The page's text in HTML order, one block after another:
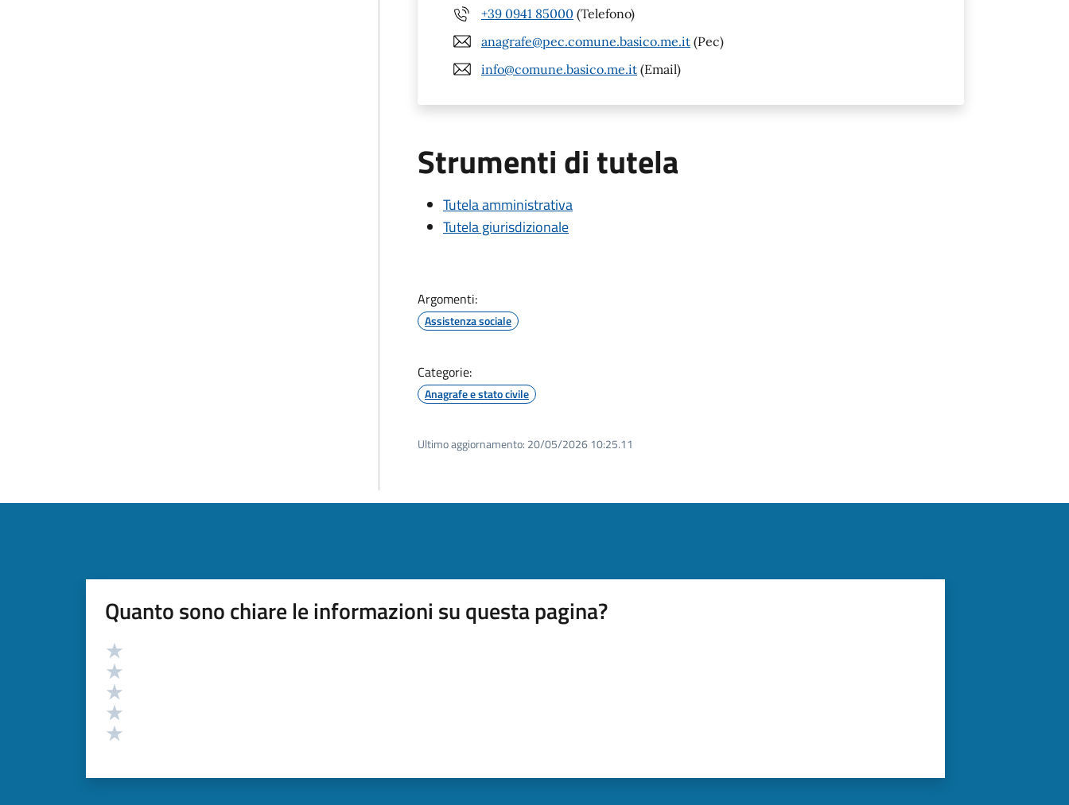
+39 0941 85000 (Telefono)
anagrafe@pec.comune.basico.me.it (Pec)
info@comune.basico.me.it (Email)
Strumenti di tutela
Tutela amministrativa
Tutela giurisdizionale
Argomenti:
Assistenza sociale
Categorie:
Anagrafe e stato civile
Ultimo aggiornamento: 20/05/2026 10:25.11
Quanto sono chiare le informazioni su questa pagina?
Valutazione